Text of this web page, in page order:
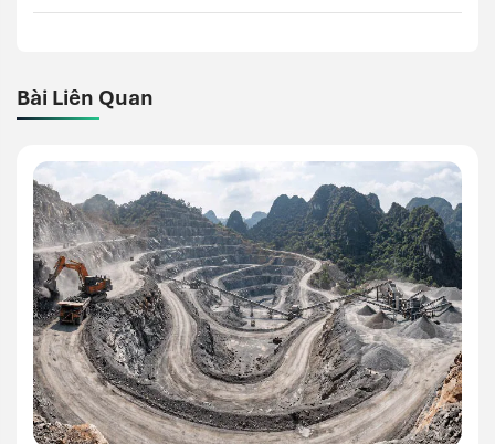
Bài Liên Quan